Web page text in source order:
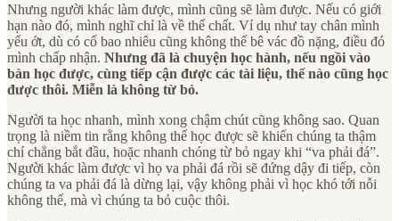
Nhưng người khác làm được, mình cũng sẽ làm được. Nếu có giới
hạn nào đó, mình nghĩ chỉ là về thể chất. Ví dụ như tay chân mình
yếu ớt, dù có cố bao nhiêu cũng không thể bê vác đồ nặng, điều đó
mình chấp nhận. Nhưng đã là chuyện học hành, nếu ngồi vào
bàn học được, cùng tiếp cận được các tài liệu, thế nào cũng học
được thôi. Miễn là không từ bỏ.
Người ta học nhanh, mình xong chậm chút cũng không sao. Quan
trọng là niềm tin rằng không thể học được sẽ khiến chúng ta thậm
chí chẳng bắt đầu, hoặc nhanh chóng từ bỏ ngay khi “va phải đá”.
Người khác làm được vì họ va phải đá rồi sẽ đứng dậy đi tiếp, còn
chúng ta va phải đá là dừng lại, vậy không phải vì học khó tới nỗi
không thể, mà vì chúng ta bỏ cuộc thôi.